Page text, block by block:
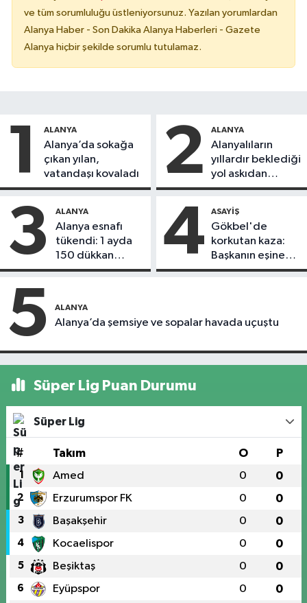
ve tüm sorumluluğu üstleniyorsunuz. Yazılan yorumlardan
Alanya Haber - Son Dakika Alanya Haberleri - Gazete
Alanya hiçbir şekilde sorumlu tutulamaz.
1 ALANYA
Alanya’da sokağa
çıkan yılan,
vatandaşı kovaladı
2 ALANYA
Alanyalıların
yıllardır beklediği
yol askıdan
döndü
3 ALANYA
Alanya esnafı
tükendi: 1 ayda
150 dükkan
kapandı
4 ASAYIŞ
Gökbel'de
korkutan kaza:
Başkanın eşine
motosiklet çarptı
5 ALANYA
Alanya’da şemsiye ve sopalar havada uçuştu
Süper Lig Puan Durumu
Süper Lig
# Takım O P
1 Amed 0 0
2 Erzurumspor FK 0 0
3 Başakşehir 0 0
4 Kocaelispor 0 0
5 Beşiktaş 0 0
6 Eyüpspor 0 0